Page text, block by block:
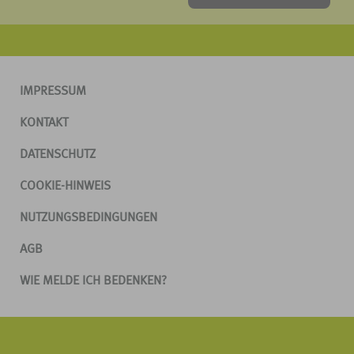
IMPRESSUM
KONTAKT
DATENSCHUTZ
COOKIE-HINWEIS
NUTZUNGSBEDINGUNGEN
AGB
WIE MELDE ICH BEDENKEN?